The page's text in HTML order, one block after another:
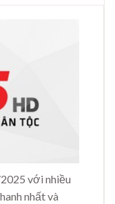
với nhiều
nhất và